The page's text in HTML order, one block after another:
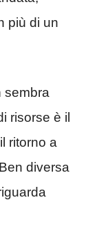
più di un
sembra
risorse è il
ritorno a
diversa